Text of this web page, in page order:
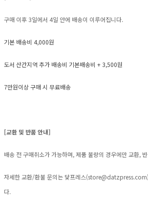
구매 이후 3일에서 4일 안에 배송이 이루어집니다.
기본 배송비 4,000원
도서 산간지역 추가 배송비 기본배송비 + 3,500원
7만원이상 구매 시 무료배송
[교환 및 반품 안내]
배송 전 구매취소가 가능하며, 제품 불량의 경우에만 교환,
자세한 교환/환불 문의는 닻프레스(store@datzpress.com
다.